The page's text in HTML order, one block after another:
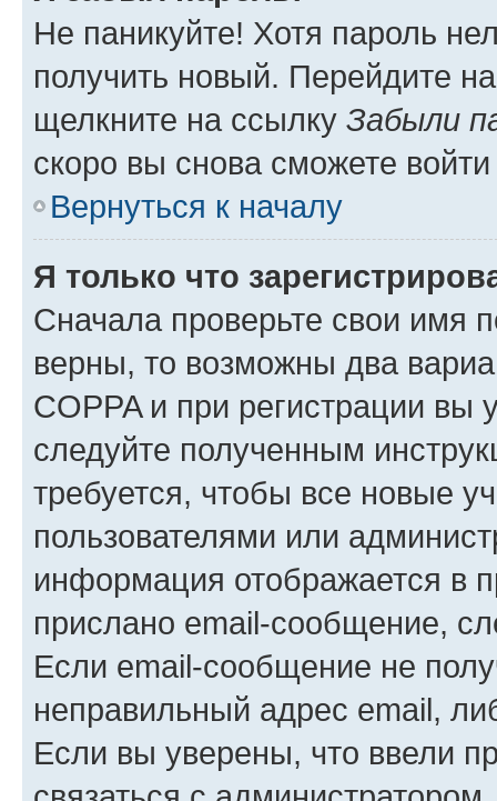
Не паникуйте! Хотя пароль
получить новый. Перейдите
щелкните на ссылку Забыли
скоро вы снова сможете
Вернуться к началу
Я только что
Сначала проверьте свои имя
верны, то возможны два
COPPA и при регистрации вы
следуйте полученным
требуется, чтобы все новые
пользователями или
информация отображается в
прислано email-сообщение,
Если email-сообщение не
неправильный адрес email,
Если вы уверены, что ввели